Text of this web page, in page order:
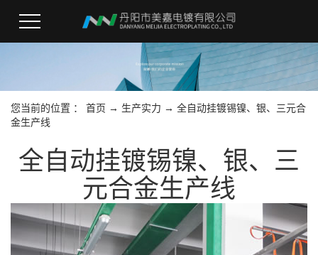
您当前的位置 ： 首页 → 生产实力 → 全自动挂镀锡镍、银、三元合
金生产线
全自动挂镀锡镍、银、三
元合金生产线